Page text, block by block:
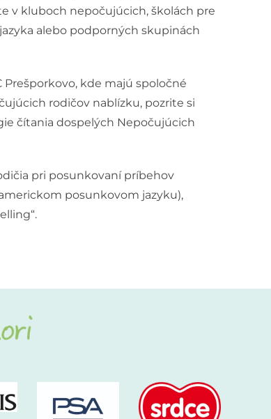
v kluboch nepočujúcich, školách pre
alebo podporných skupinách
kde majú spoločné
rodičov nablízku, pozrite si
čítania dospelých Nepočujúcich
pri posunkovaní príbehov
posunkovom jazyku),